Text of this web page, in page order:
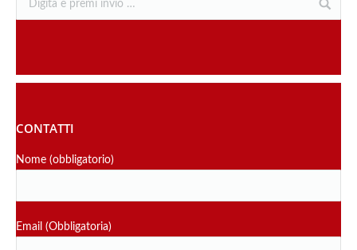
CONTATTI
Nome (obbligatorio)
Email (Obbligatoria)